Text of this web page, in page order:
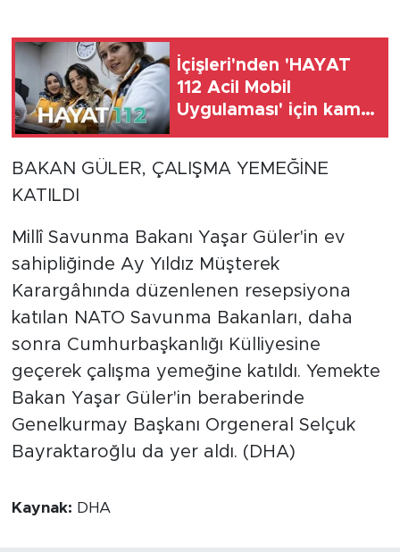
İçişleri'nden 'HAYAT
112 Acil Mobil
Uygulaması' için kamu
BAKAN GÜLER, ÇALIŞMA YEMEĞİNE
KATILDI
Millî Savunma Bakanı Yaşar Güler'in ev
sahipliğinde Ay Yıldız Müşterek
Karargâhında düzenlenen resepsiyona
katılan NATO Savunma Bakanları, daha
sonra Cumhurbaşkanlığı Külliyesine
geçerek çalışma yemeğine katıldı. Yemekte
Bakan Yaşar Güler'in beraberinde
Genelkurmay Başkanı Orgeneral Selçuk
Bayraktaroğlu da yer aldı. (DHA)
Kaynak: DHA